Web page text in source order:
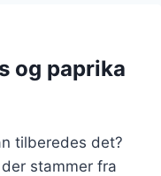
og paprika
tilberedes det?
stammer fra